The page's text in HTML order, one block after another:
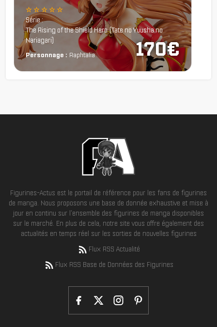
170€
☆ ☆ ☆ ☆ ☆
Série :
The Rising of the Shield Hero (Tate no Yuusha no
Nariagari)
Personnage : Raphtalia
Figurines-Actus est le portail de référence pour les fans de figurines
de manga. Nous proposons une base de donnée exhaustive et mise à
jour en continu sur l'ensemble des figurines de manga disponibles
sur le marché. En plus de cela, notre site vous offre également des
actualités en temps réel sur les sorties de nouvelles figurines
Flux RSS Actualité
Flux RSS Base de Données des Figurines